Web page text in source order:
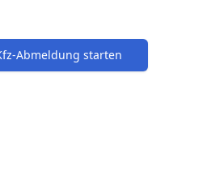
Abmeldung starten